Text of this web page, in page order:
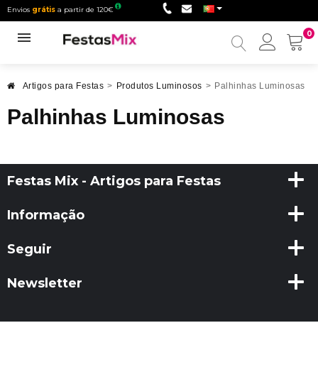
Envios grátis a partir de 120€
0
Minha
Artigos para Festas > Produtos Luminosos > Palhinhas Luminosas
Palhinhas Luminosas
Festas Mix - Artigos para Festas
Informação
Seguir
Newsletter